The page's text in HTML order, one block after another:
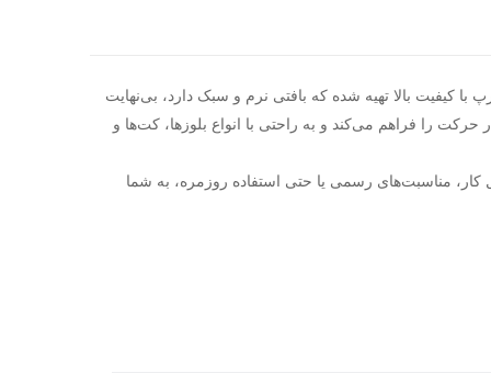
کیفیت بالا تهیه شده که بافتی نرم و سبک دارد، بی‌نهایت
را فراهم می‌کند و به راحتی با انواع بلوزها، کت‌ها و
کار، مناسبت‌های رسمی یا حتی استفاده روزمره، به شما